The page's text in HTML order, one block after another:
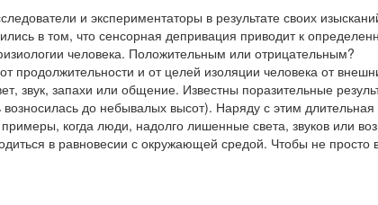
и экспериментаторы в результате своих
в том, что сенсорная депривация приводит к
человека. Положительным или отрицательным?
продолжительности и от целей изоляции человека от
звук, запахи или общение. Известны поразительные
возносилась до небывалых высот). Наряду с этим
когда люди, надолго лишенные света, звуков или
в равновесии с окружающей средой. Чтобы не просто